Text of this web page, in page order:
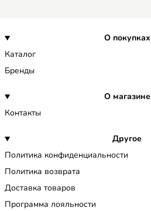
О покупках
Каталог
Бренды
О магазине
Контакты
Другое
Политика конфиденциальности
Политика возврата
Доставка товаров
Программа лояльности